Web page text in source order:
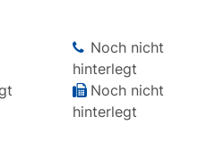
Noch nicht
hinterlegt
Noch nicht
hinterlegt